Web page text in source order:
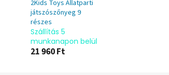
2Kids Toys Állatparti
játszószőnyeg 9
részes
Szállítás 5
munkanapon belül
21 960 Ft